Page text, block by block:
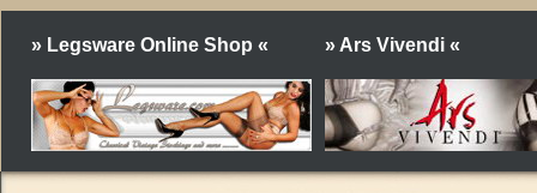
» Legsware Online Shop « » Ars Vivendi «